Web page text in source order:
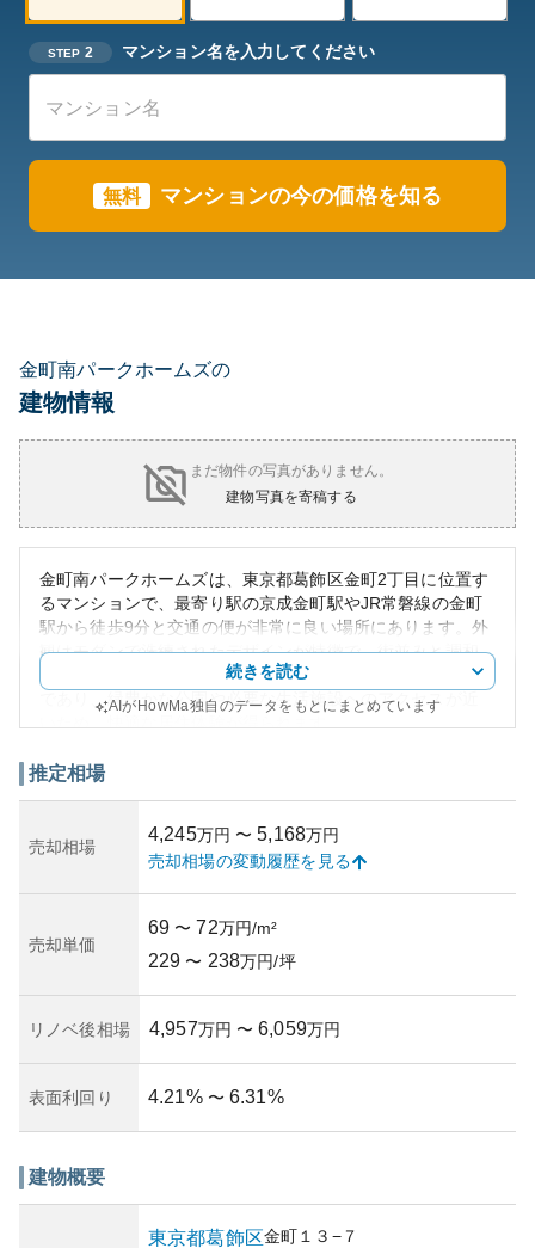
STEP 2 マンション名を入力してください
無料 マンションの今の価格を知る
金町南パークホームズの
建物情報
まだ物件の写真がありません。
建物写真を寄稿する
金町南パークホームズは、東京都葛飾区金町2丁目に位置す
るマンションで、最寄り駅の京成金町駅やJR常磐線の金町
駅から徒歩9分と交通の便が非常に良い場所にあります。外
観はモダンで洗練されたデザインが特徴で、街並みと調和
しながら存在感を放っています。周辺環境は閑静な住宅街
であり、緑豊かな公園や必要な生活施設へのアクセスが近
から、将来の資産価値が期待できる一方、都市開発や地価
資産管理が可能と推察されます。
所有リスクにおいては、地震などの自然災害が日本全体の
課題であり、該当地域でも考慮が必要です。しかし、建物
管理体制により建物の寿命も守られていることが多いで
続きを読む
AIがHowMa独自のデータをもとにまとめています
推定相場
売却相場
4,245万円 〜 5,168万円
売却相場の変動履歴を見る
売却単価
69 〜 72万円/m²
229 〜 238万円/坪
リノベ後相場 4,957万円 〜 6,059万円
表面利回り 4.21% 〜 6.31%
建物概要
東京都葛飾区金町１３−７